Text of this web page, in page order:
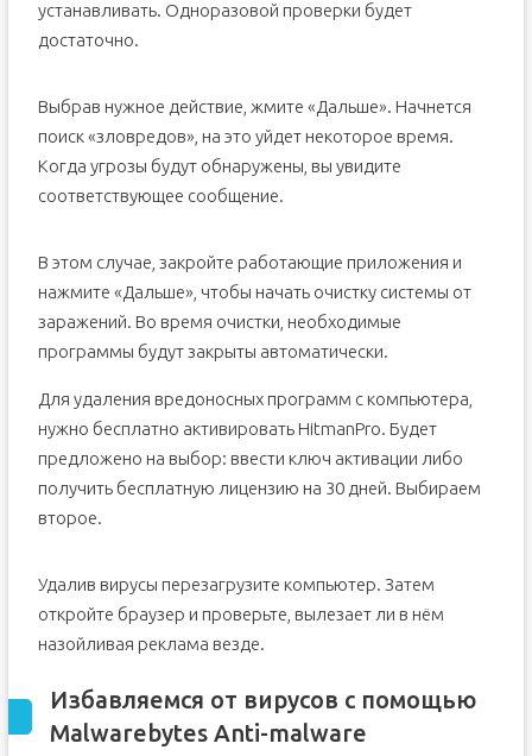
устанавливать. Одноразовой проверки будет
достаточно.
Выбрав нужное действие, жмите «Дальше». Начнется
поиск «зловредов», на это уйдет некоторое время.
Когда угрозы будут обнаружены, вы увидите
соответствующее сообщение.
В этом случае, закройте работающие приложения и
нажмите «Дальше», чтобы начать очистку системы от
заражений. Во время очистки, необходимые
программы будут закрыты автоматически.
Для удаления вредоносных программ с компьютера,
нужно бесплатно активировать HitmanPro. Будет
предложено на выбор: ввести ключ активации либо
получить бесплатную лицензию на 30 дней. Выбираем
второе.
Удалив вирусы перезагрузите компьютер. Затем
откройте браузер и проверьте, вылезает ли в нём
назойливая реклама везде.
Избавляемся от вирусов с помощью
Malwarebytes Anti-malware